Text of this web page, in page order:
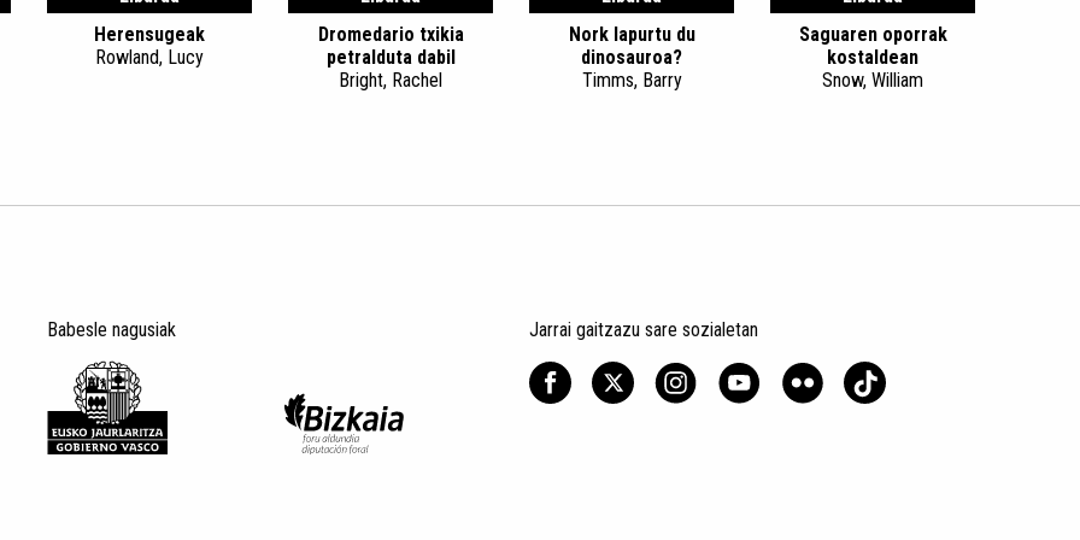
Herensugeak
Rowland, Lucy
Dromedario txikia
petralduta dabil
Bright, Rachel
Nork lapurtu du
dinosauroa?
Timms, Barry
Saguaren oporrak
kostaldean
Snow, William
Babesle nagusiak Jarrai gaitzazu sare sozialetan